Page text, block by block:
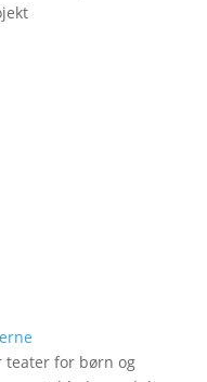
teater for børn og